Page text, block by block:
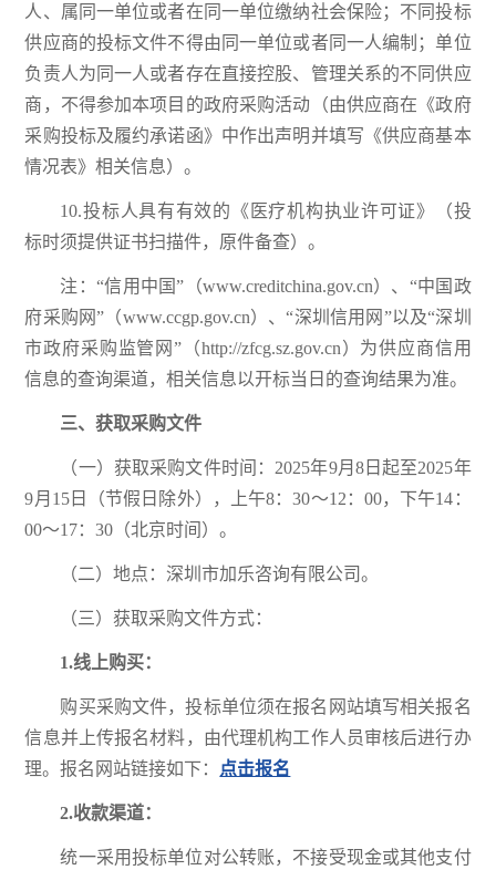
人、属同一单位或者在同一单位缴纳社会保险；不同投标
供应商的投标文件不得由同一单位或者同一人编制；单位
负责人为同一人或者存在直接控股、管理关系的不同供应
商，不得参加本项目的政府采购活动（由供应商在《政府
采购投标及履约承诺函》中作出声明并填写《供应商基本
情况表》相关信息）。
10.投标人具有有效的《医疗机构执业许可证》（投
标时须提供证书扫描件，原件备查）。
注：“信用中国”（www.creditchina.gov.cn）、“中国政
府采购网”（www.ccgp.gov.cn）、“深圳信用网”以及“深圳
市政府采购监管网”（http://zfcg.sz.gov.cn）为供应商信用
信息的查询渠道，相关信息以开标当日的查询结果为准。
三、获取采购文件
（一）获取采购文件时间：2025年9月8日起至2025年
9月15日（节假日除外），上午8：30～12：00，下午14：
00～17：30（北京时间）。
（二）地点：深圳市加乐咨询有限公司。
（三）获取采购文件方式：
1.线上购买：
购买采购文件，投标单位须在报名网站填写相关报名
信息并上传报名材料，由代理机构工作人员审核后进行办
理。报名网站链接如下： 点击报名
2.收款渠道：
统一采用投标单位对公转账，不接受现金或其他支付